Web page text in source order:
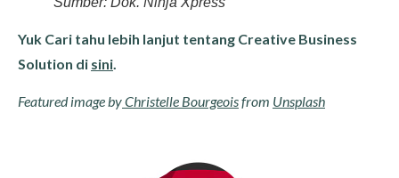
Yuk Cari tahu lebih lanjut tentang Creative Business
Solution di sini.
Featured image byChristelle Bourgeoisfrom Unsplash